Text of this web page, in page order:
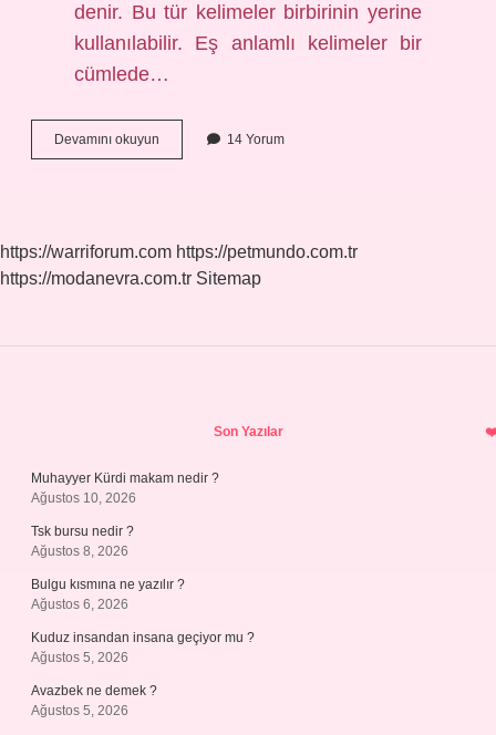
denir. Bu tür kelimeler birbirinin yerine
kullanılabilir. Eş anlamlı kelimeler bir
cümlede…
Devamını okuyun
Eş
14 Yorum
https://warriforum.com https://petmundo.com.tr
https://modanevra.com.tr Sitemap
Son Yazılar
Muhayyer Kürdi makam nedir ?
Ağustos 10, 2026
Tsk bursu nedir ?
Ağustos 8, 2026
Bulgu kısmına ne yazılır ?
Ağustos 6, 2026
Kuduz insandan insana geçiyor mu ?
Ağustos 5, 2026
Avazbek ne demek ?
Ağustos 5, 2026